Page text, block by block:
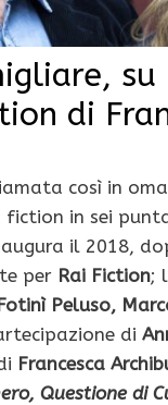
di
così in
fiction in sei
il 2018,
per Rai Fiction;
Peluso,
di
Francesca
Questione di